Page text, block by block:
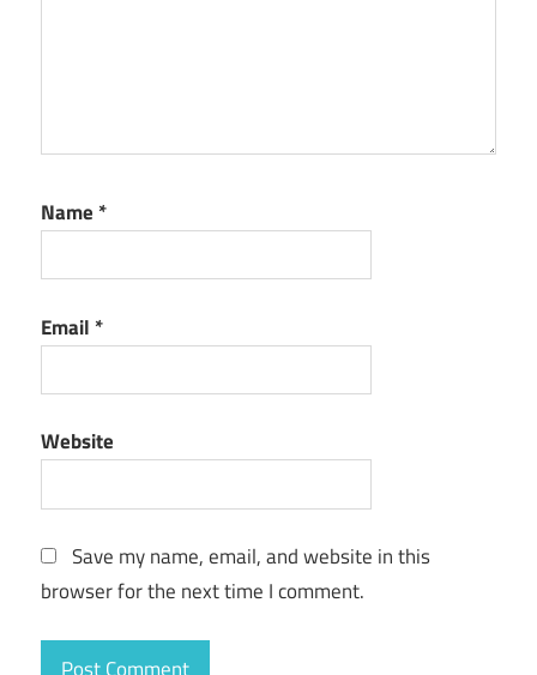
Name *
Email *
Website
Save my name, email, and website in this
browser for the next time I comment.